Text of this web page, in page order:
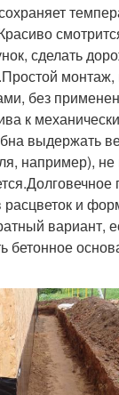
сделать
без
к
выдержать
например), не
и
вариант,
бетонное